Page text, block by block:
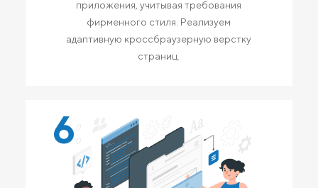
приложения, учитывая требования
фирменного стиля. Реализуем
адаптивную кроссбраузерную верстку
страниц.
6